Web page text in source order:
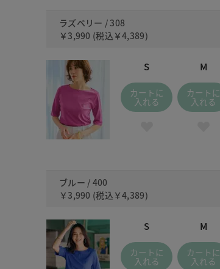
ラズベリー / 308
￥3,990 (税込 ￥4,389)
S
カートに
入れる
M
カートに
入れる
ブルー / 400
￥3,990 (税込 ￥4,389)
S
カートに
入れる
M
カートに
入れる